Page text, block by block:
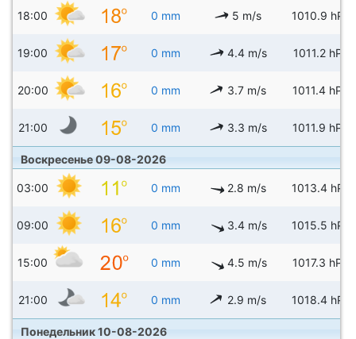
18:00 0 mm 5 m/s 1010.9 hPa
19:00 0 mm 4.4 m/s 1011.2 hPa
20:00 0 mm 3.7 m/s 1011.4 hPa
21:00 0 mm 3.3 m/s 1011.9 hPa
Воскресенье 09-08-2026
03:00 0 mm 2.8 m/s 1013.4 hPa
09:00 0 mm 3.4 m/s 1015.5 hPa
15:00 0 mm 4.5 m/s 1017.3 hPa
21:00 0 mm 2.9 m/s 1018.4 hPa
Понедельник 10-08-2026